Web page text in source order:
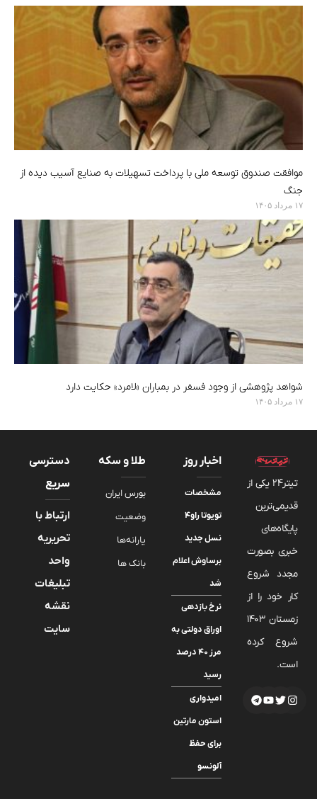
موافقت صندوق توسعه ملی با پرداخت تسهیلات به صنایع آسیب دیده از
جنگ
۱۷ مرداد ۱۴۰۵
شواهد پژوهشی از وجود فسفر در بمباران «لامرد» حکایت دارد
۱۷ مرداد ۱۴۰۵
تیتر24 یکی از
قدیمی‌ترین
پایگاه‌های
خبری بصورت
مجدد شروع
کار خود را از
زمستان 1403
شروع کرده
است.
اخبار روز
مشخصات
تویوتا راو۴
نسل جدید
برساوش اعلام
شد
نرخ بازدهی
اوراق دولتی به
مرز ۴۰ درصد
رسید
امیدواری
استون مارتین
برای حفظ
آلونسو
طلا و سکه
بورس ایران
وضعیت
یارانه‌ها
بانک ها
دسترسی
سریع
ارتباط با
تحریریه
واحد
تبلیغات
نقشه
سایت